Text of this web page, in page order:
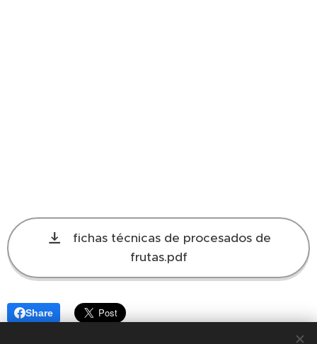
fichas técnicas de procesados de
frutas.pdf
Share